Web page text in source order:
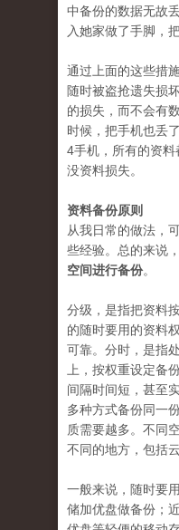
中备份的数据无故
入她家做了手脚，
通过上面的这些措
随时被盗抢遗失损
的损失，而不会有
时候，把手机也丢
4手机，所有的资
没资料损失。
资料备份原则
从我日常的做法，
些经验。总的来说
空间进行备份。
分级，是指把资料
的随时要用的资料
可靠。分时，是指
上，按权重设定备
间隔时间短，甚至
多种方式备份同一
质需要越多。不同
不同的地方，包括
一般来说，随时要
储加优盘做备份；